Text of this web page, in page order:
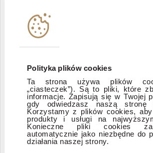
Polityka plików cookies
Ta strona używa plików
„ciasteczek”). Są to pliki, które
informacje. Zapisują się w Twojej
gdy odwiedzasz naszą stronę
Korzystamy z plików cookies,
produkty i usługi na
Konieczne pliki cookies
automatycznie jako niezbędne do
działania naszej strony.
Instytucje współpracujące
Zastrzeżenia prawne
ESG